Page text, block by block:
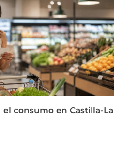
consumo en Castilla-La